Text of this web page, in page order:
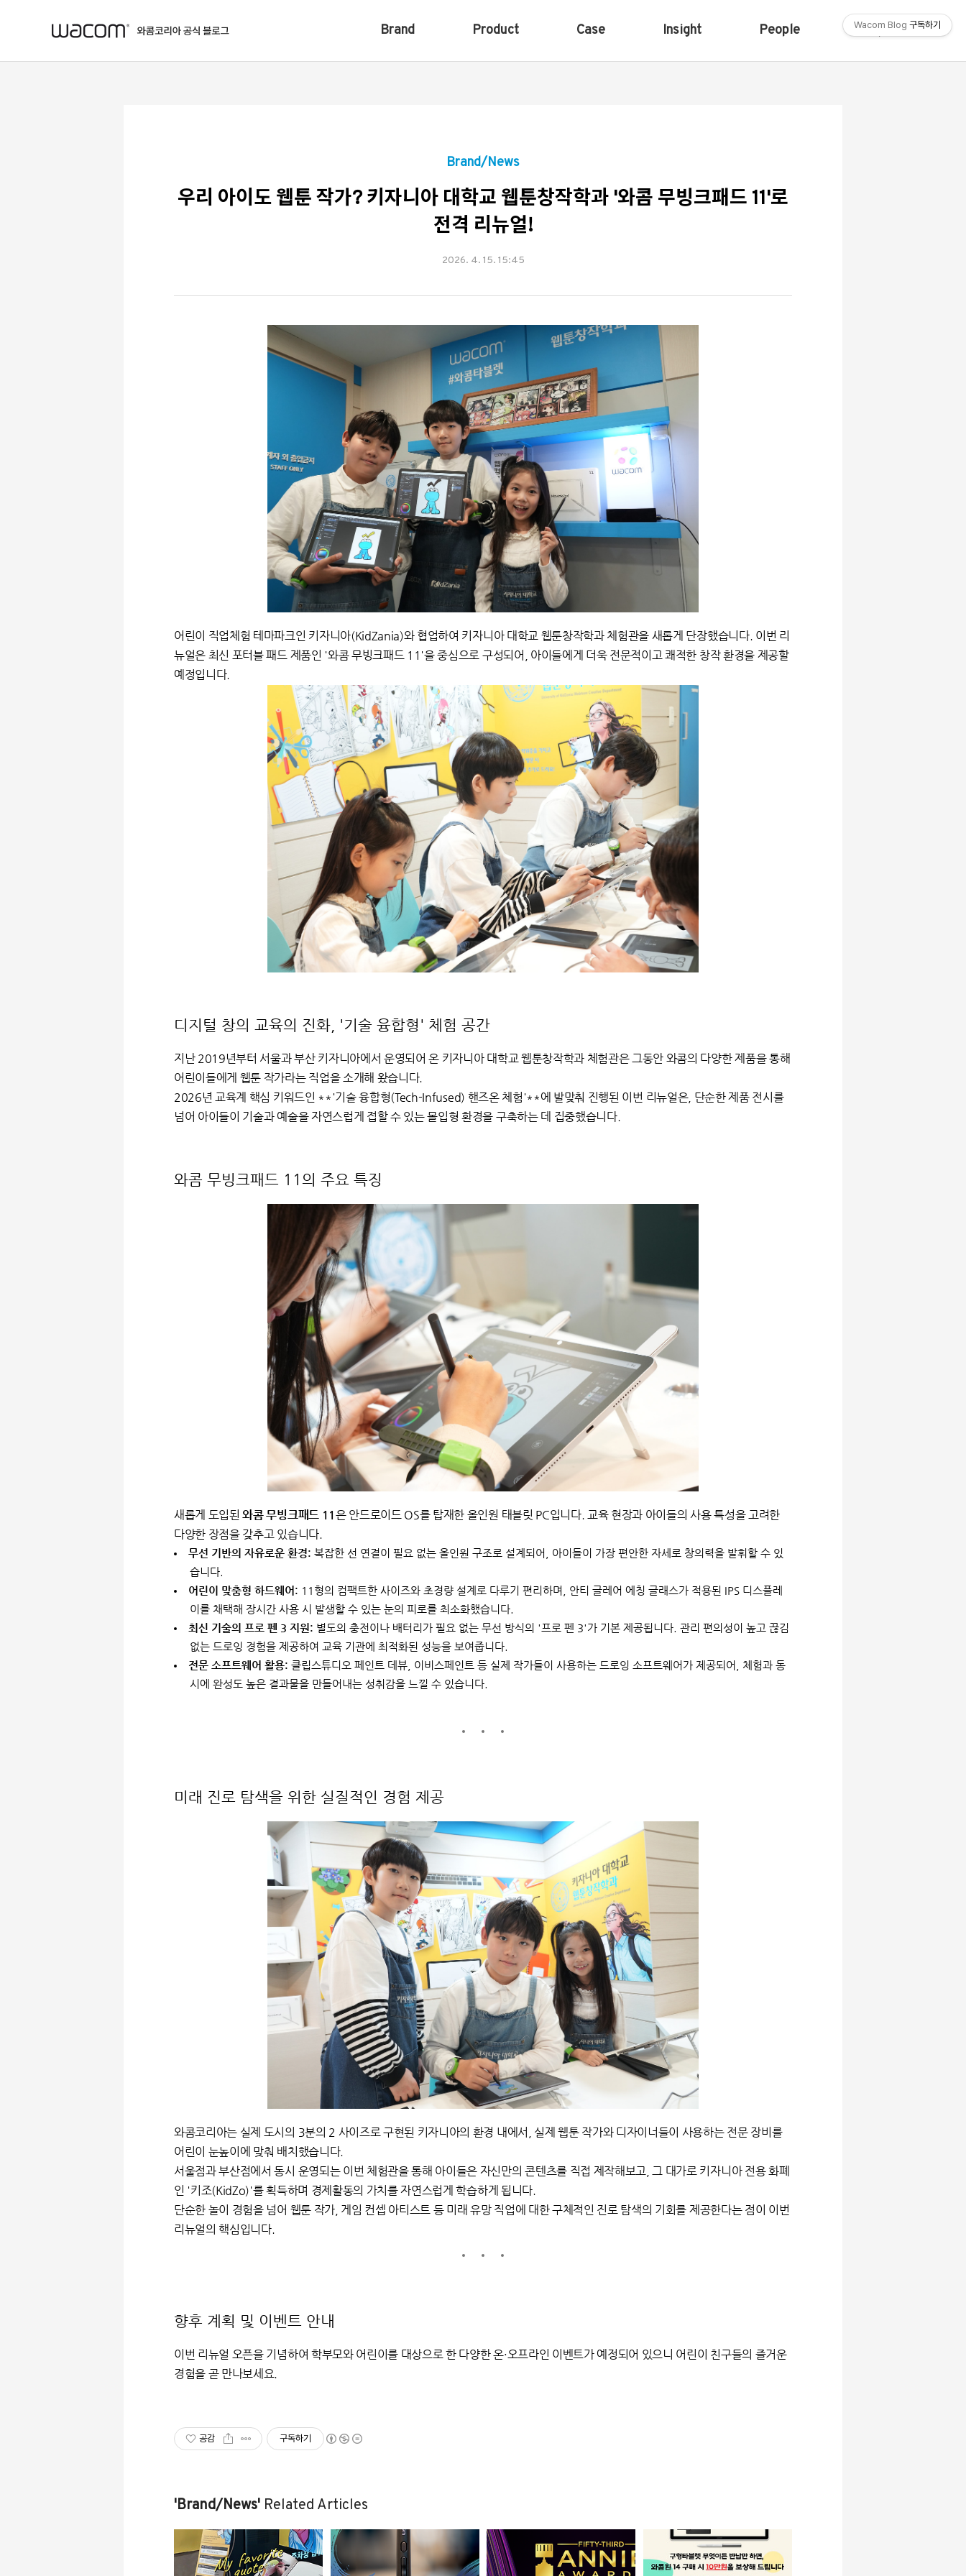
Brand Product Case Insight People Shop
Brand/News
우리 아이도 웹툰 작가? 키자니아 대학교 웹툰창작학과 '와콤 무빙크패드 11'로
전격 리뉴얼!
2026. 4. 15. 15:45
어린이 직업체험 테마파크인 키자니아(KidZania)와 협업하여 키자니아 대학교 웹툰창작학과 체험관을 새롭게 단장했습니다. 이번 리
뉴얼은 최신 포터블 패드 제품인 '와콤 무빙크패드 11'을 중심으로 구성되어, 아이들에게 더욱 전문적이고 쾌적한 창작 환경을 제공할
예정입니다.
디지털 창의 교육의 진화, '기술 융합형' 체험 공간
지난 2019년부터 서울과 부산 키자니아에서 운영되어 온 키자니아 대학교 웹툰창작학과 체험관은 그동안 와콤의 다양한 제품을 통해
어린이들에게 웹툰 작가라는 직업을 소개해 왔습니다.
2026년 교육계 핵심 키워드인 **'기술 융합형(Tech-Infused) 핸즈온 체험'**에 발맞춰 진행된 이번 리뉴얼은, 단순한 제품 전시를
넘어 아이들이 기술과 예술을 자연스럽게 접할 수 있는 몰입형 환경을 구축하는 데 집중했습니다.
와콤 무빙크패드 11의 주요 특징
새롭게 도입된와콤 무빙크패드 11 은 안드로이드 OS를 탑재한 올인원 태블릿 PC입니다. 교육 현장과 아이들의 사용 특성을 고려한
다양한 장점을 갖추고 있습니다.
무선 기반의 자유로운 환경: 복잡한 선 연결이 필요 없는 올인원 구조로 설계되어, 아이들이 가장 편안한 자세로 창의력을 발휘할 수 있
습니다.
어린이 맞춤형 하드웨어: 11형의 컴팩트한 사이즈와 초경량 설계로 다루기 편리하며, 안티 글레어 에칭 글래스가 적용된 IPS 디스플레
이를 채택해 장시간 사용 시 발생할 수 있는 눈의 피로를 최소화했습니다.
최신 기술의 프로 펜 3 지원: 별도의 충전이나 배터리가 필요 없는 무선 방식의 '프로 펜 3'가 기본 제공됩니다. 관리 편의성이 높고 끊김
없는 드로잉 경험을 제공하여 교육 기관에 최적화된 성능을 보여줍니다.
전문 소프트웨어 활용: 클립스튜디오 페인트 데뷰, 이비스페인트 등 실제 작가들이 사용하는 드로잉 소프트웨어가 제공되어, 체험과 동
시에 완성도 높은 결과물을 만들어내는 성취감을 느낄 수 있습니다.
미래 진로 탐색을 위한 실질적인 경험 제공
와콤코리아는 실제 도시의 3분의 2 사이즈로 구현된 키자니아의 환경 내에서, 실제 웹툰 작가와 디자이너들이 사용하는 전문 장비를
어린이 눈높이에 맞춰 배치했습니다.
서울점과 부산점에서 동시 운영되는 이번 체험관을 통해 아이들은 자신만의 콘텐츠를 직접 제작해보고, 그 대가로 키자니아 전용 화폐
인 '키조(KidZo)'를 획득하며 경제활동의 가치를 자연스럽게 학습하게 됩니다.
단순한 놀이 경험을 넘어 웹툰 작가, 게임 컨셉 아티스트 등 미래 유망 직업에 대한 구체적인 진로 탐색의 기회를 제공한다는 점이 이번
리뉴얼의 핵심입니다.
향후 계획 및 이벤트 안내
이번 리뉴얼 오픈을 기념하여 학부모와 어린이를 대상으로 한 다양한 온·오프라인 이벤트가 예정되어 있으니 어린이 친구들의 즐거운
경험을 곧 만나보세요.
공감 구독하기
'Brand/News' Related Articles
Wacom Blog 구독하기